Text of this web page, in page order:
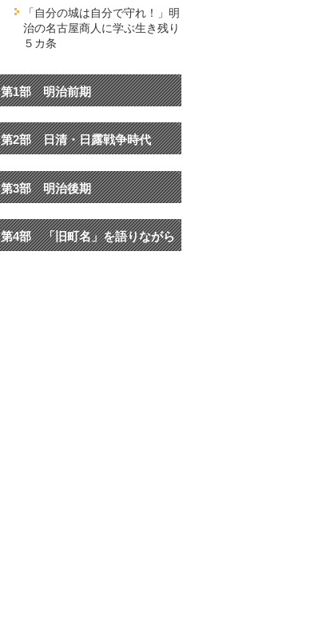
「自分の城は自分で守れ！」明
治の名古屋商人に学ぶ生き残り
５カ条
第1部 明治前期
第2部 日清・日露戦争時代
第3部 明治後期
第4部 「旧町名」を語りながら